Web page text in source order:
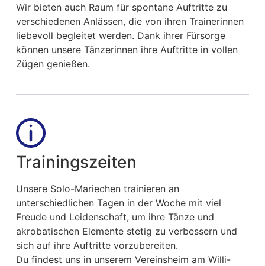
Wir bieten auch Raum für spontane Auftritte zu
verschiedenen Anlässen, die von ihren Trainerinnen
liebevoll begleitet werden. Dank ihrer Fürsorge
können unsere Tänzerinnen ihre Auftritte in vollen
Zügen genießen.
Trainingszeiten
Unsere Solo-Mariechen trainieren an
unterschiedlichen Tagen in der Woche mit viel
Freude und Leidenschaft, um ihre Tänze und
akrobatischen Elemente stetig zu verbessern und
sich auf ihre Auftritte vorzubereiten.
Du findest uns in unserem Vereinsheim am Willi-